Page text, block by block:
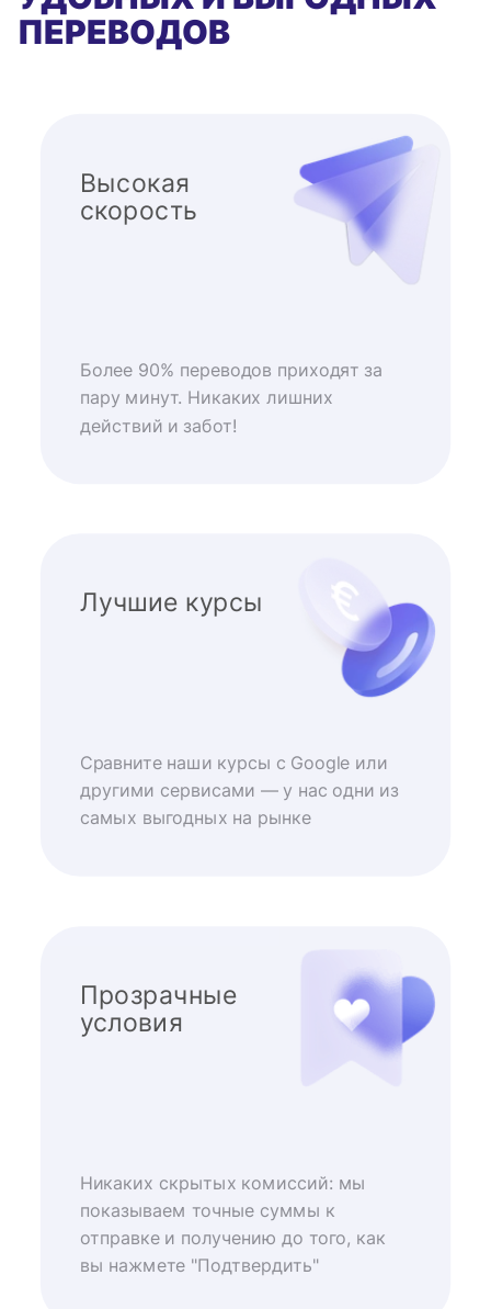
ПЕРЕВОДОВ
Высокая
скорость
Более 90% переводов приходят за
пару минут. Никаких лишних
действий и забот!
Лучшие курсы
Сравните наши курсы с Google или
другими сервисами — у нас одни из
самых выгодных на рынке
Прозрачные
условия
Никаких скрытых комиссий: мы
показываем точные суммы к
отправке и получению до того, как
вы нажмете "Подтвердить"